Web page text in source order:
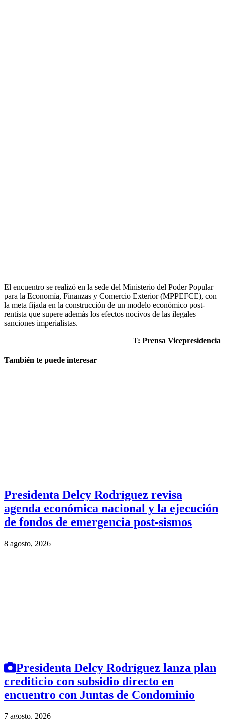
El encuentro se realizó en la sede del Ministerio del Poder Popular
para la Economía, Finanzas y Comercio Exterior (MPPEFCE), con
la meta fijada en la construcción de un modelo económico post-
rentista que supere además los efectos nocivos de las ilegales
sanciones imperialistas.
T: Prensa Vicepresidencia
También te puede interesar
Presidenta Delcy Rodríguez revisa
agenda económica nacional y la ejecución
de fondos de emergencia post-sismos
8 agosto, 2026
Presidenta Delcy Rodríguez lanza plan
crediticio con subsidio directo en
encuentro con Juntas de Condominio
7 agosto, 2026